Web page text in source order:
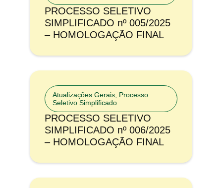
PROCESSO SELETIVO
SIMPLIFICADO nº 005/2025
– HOMOLOGAÇÃO FINAL
Atualizações Gerais Processo
Seletivo Simplificado
PROCESSO SELETIVO
SIMPLIFICADO nº 006/2025
– HOMOLOGAÇÃO FINAL